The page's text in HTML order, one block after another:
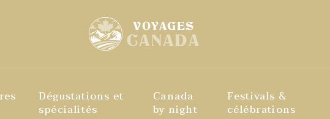
Dégustations et
spécialités
Canada
by night
Festivals &
célébrations